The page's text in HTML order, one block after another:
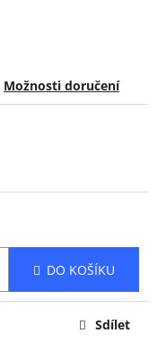
Možnosti doručení
DO KOŠÍKU
Sdílet